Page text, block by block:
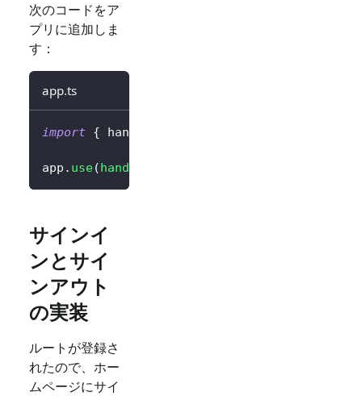
次のコードをア
プリに追加しま
す：
app.ts
import { handleAuthRoutes
app . use(handleAuthRoutes
サインイ
ンとサイ
ンアウト
の実装
ルートが登録さ
れたので、ホー
ムページにサイ